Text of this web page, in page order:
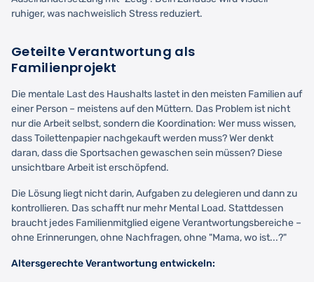
ruhiger, was nachweislich Stress reduziert.
Geteilte Verantwortung als
Familienprojekt
Die mentale Last des Haushalts lastet in den meisten Familien auf
einer Person – meistens auf den Müttern. Das Problem ist nicht
nur die Arbeit selbst, sondern die Koordination: Wer muss wissen,
dass Toilettenpapier nachgekauft werden muss? Wer denkt
daran, dass die Sportsachen gewaschen sein müssen? Diese
unsichtbare Arbeit ist erschöpfend.
Die Lösung liegt nicht darin, Aufgaben zu delegieren und dann zu
kontrollieren. Das schafft nur mehr Mental Load. Stattdessen
braucht jedes Familienmitglied eigene Verantwortungsbereiche –
ohne Erinnerungen, ohne Nachfragen, ohne "Mama, wo ist...?"
Altersgerechte Verantwortung entwickeln: